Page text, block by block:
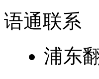
语通联系
浦东